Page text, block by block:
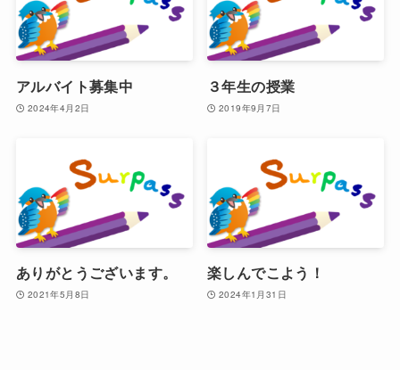
アルバイト募集中
2024年4月2日
３年生の授業
2019年9月7日
ありがとうございます。
2021年5月8日
楽しんでこよう！
2024年1月31日